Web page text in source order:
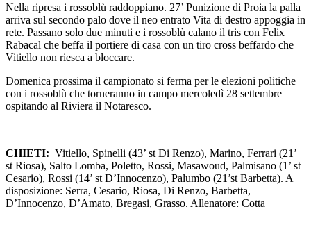
Nella ripresa i rossoblù raddoppiano. 27’ Punizione di Proia la palla
arriva sul secondo palo dove il neo entrato Vita di destro appoggia in
rete. Passano solo due minuti e i rossoblù calano il tris con Felix
Rabacal che beffa il portiere di casa con un tiro cross beffardo che
Vitiello non riesca a bloccare.
Domenica prossima il campionato si ferma per le elezioni politiche
con i rossoblù che torneranno in campo mercoledì 28 settembre
ospitando al Riviera il Notaresco.
CHIETI: Vitiello, Spinelli (43’ st Di Renzo), Marino, Ferrari (21’
st Riosa), Salto Lomba, Poletto, Rossi, Masawoud, Palmisano (1’ st
Cesario), Rossi (14’ st D’Innocenzo), Palumbo (21’st Barbetta). A
disposizione: Serra, Cesario, Riosa, Di Renzo, Barbetta,
D’Innocenzo, D’Amato, Bregasi, Grasso. Allenatore: Cotta